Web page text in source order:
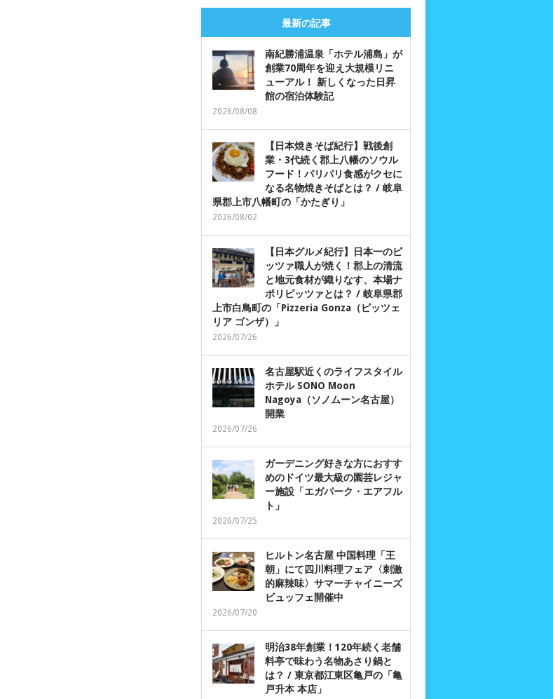
最新の記事
南紀勝浦温泉「ホテル浦島」が
創業70周年を迎え大規模リニ
ューアル！ 新しくなった日昇
館の宿泊体験記
2026/08/08
【日本焼きそば紀行】戦後創
業・3代続く郡上八幡のソウル
フード！パリパリ食感がクセに
なる名物焼きそばとは？ / 岐阜
県郡上市八幡町の「かたぎり」
2026/08/02
【日本グルメ紀行】日本一のピ
ッツァ職人が焼く！郡上の清流
と地元食材が織りなす、本場ナ
ポリピッツァとは？ / 岐阜県郡
上市白鳥町の「Pizzeria Gonza（ピッツェ
リア ゴンザ）」
2026/07/26
名古屋駅近くのライフスタイル
ホテル SONO Moon
Nagoya（ソノムーン名古屋）
開業
2026/07/26
ガーデニング好きな方におすす
めのドイツ最大級の園芸レジャ
ー施設「エガパーク・エアフル
ト」
2026/07/25
ヒルトン名古屋 中国料理「王
朝」にて四川料理フェア〈刺激
的麻辣味〉サマーチャイニーズ
ビュッフェ開催中
2026/07/20
明治38年創業！120年続く老舗
料亭で味わう名物あさり鍋と
は？ / 東京都江東区亀戸の「亀
戸升本 本店」